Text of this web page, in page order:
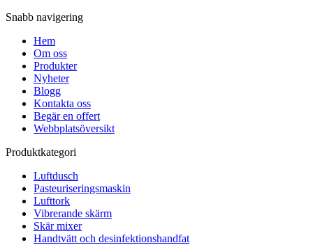
Snabb navigering
Hem
Om oss
Produkter
Nyheter
Blogg
Kontakta oss
Begär en offert
Webbplatsöversikt
Produktkategori
Luftdusch
Pasteuriseringsmaskin
Lufttork
Vibrerande skärm
Skär mixer
Handtvätt och desinfektionshandfat